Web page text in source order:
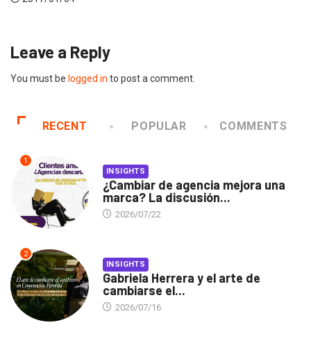
Leave a Reply
You must be logged in to post a comment.
RECENT POPULAR COMMENTS
1
INSIGHTS
¿Cambiar de agencia mejora una
marca? La discusión...
2026/07/22
2
INSIGHTS
Gabriela Herrera y el arte de
cambiarse el...
2026/07/16